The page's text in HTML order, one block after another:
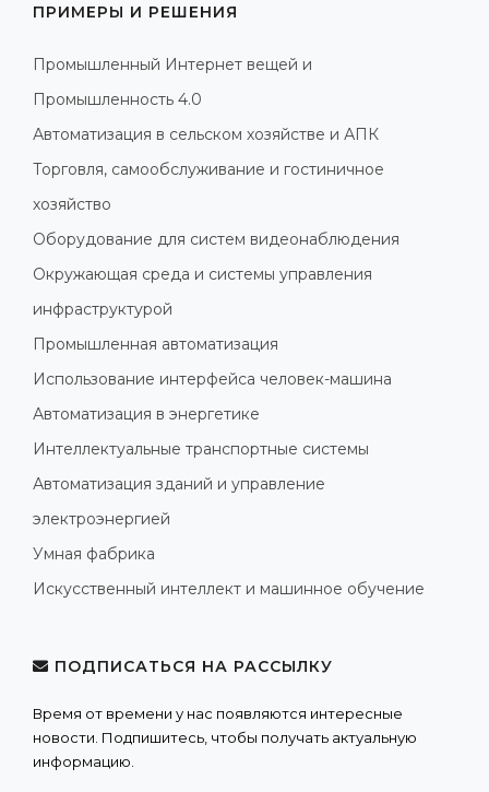
ПРИМЕРЫ И РЕШЕНИЯ
Промышленный Интернет вещей и
Промышленность 4.0
Автоматизация в сельском хозяйстве и АПК
Торговля, самообслуживание и гостиничное
хозяйство
Оборудование для систем видеонаблюдения
Окружающая среда и системы управления
инфраструктурой
Промышленная автоматизация
Использование интерфейса человек-машина
Автоматизация в энергетике
Интеллектуальные транспортные системы
Автоматизация зданий и управление
электроэнергией
Умная фабрика
Искусственный интеллект и машинное обучение
ПОДПИСАТЬСЯ НА РАССЫЛКУ
Время от времени у нас появляются интересные
новости. Подпишитесь, чтобы получать актуальную
информацию.